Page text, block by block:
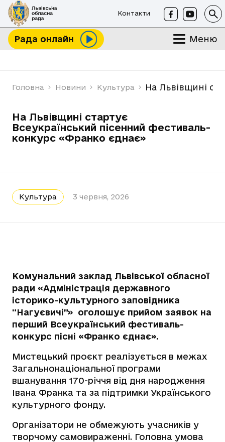
Контакти
Рада онлайн Меню
Головна Новини Культура На Львівщині
На Львівщині стартує
Всеукраїнський пісенний фестиваль-
конкурс «Франко єднає»
Культура 3 червня, 2026
Комунальний заклад Львівської обласної
ради «Адміністрація державного
історико-культурного заповідника
“Нагуєвичі”» оголошує прийом заявок на
перший Всеукраїнський фестиваль-
конкурс пісні «Франко єднає».
Мистецький проєкт реалізується в межах
Загальнонаціональної програми
вшанування 170-річчя від дня народження
Івана Франка та за підтримки Українського
культурного фонду.
Організатори не обмежують учасників у
творчому самовираженні. Головна умова